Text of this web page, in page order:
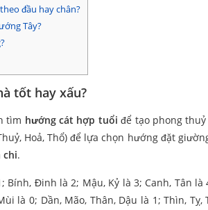
đầu hay chân?
Tây?
tốt hay xấu?
tìm hướng cát hợp tuổi để tạo phong
Hoả, Thổ) để lựa chọn hướng đặt
chi.
Đinh là 2; Mậu, Kỷ là 3; Canh, Tân là
là 0; Dần, Mão, Thân, Dậu là 1; Thìn, Tỵ,